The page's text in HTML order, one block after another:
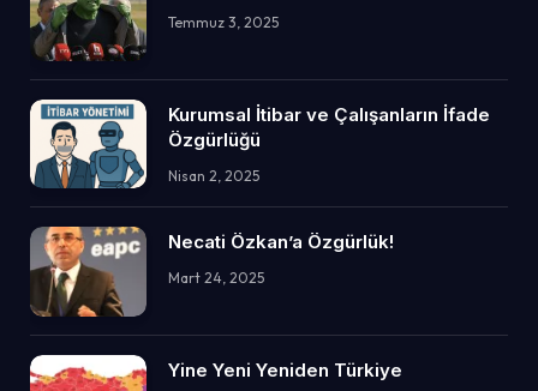
Temmuz 3, 2025
Kurumsal İtibar ve Çalışanların İfade
Özgürlüğü
Nisan 2, 2025
Necati Özkan’a Özgürlük!
Mart 24, 2025
Yine Yeni Yeniden Türkiye